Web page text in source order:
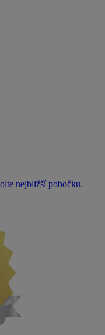
nejbližší pobočku.